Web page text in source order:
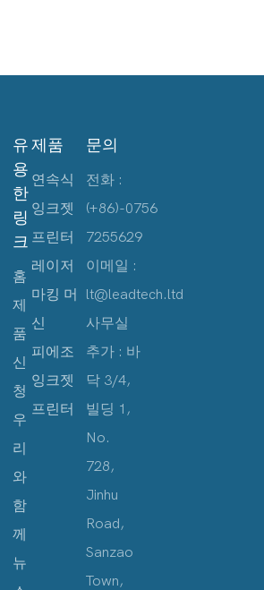
유
용
한
링
크
홈
제
품
신
청
우
리
와
함
께
뉴
제품
연속식
잉크젯
프린터
레이저
마킹 머
신
피에조
잉크젯
프린터
문의
전화 :
(+86)-0756
7255629
이메일 :
lt@leadtech.ltd
사무실
추가 : 바
닥 3/4,
빌딩 1,
No.
728,
Jinhu
Road,
Sanzao
Town,